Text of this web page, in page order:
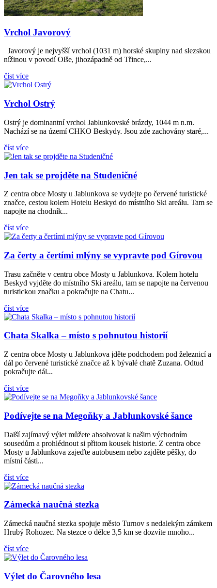
Vrchol Javorový
Javorový je nejvyšší vrchol (1031 m) horské skupiny nad slezskou
nížinou v povodí Olše, jihozápadně od Třince,...
číst více
Vrchol Ostrý
Ostrý je dominantní vrchol Jablunkovské brázdy, 1044 m n.m.
Nachází se na území CHKO Beskydy. Jsou zde zachovány staré,...
číst více
Jen tak se projděte na Studeničné
Z centra obce Mosty u Jablunkova se vydejte po červené turistické
značce, cestou kolem Hotelu Beskyd do místního Ski areálu. Tam se
napojte na chodník...
číst více
Za čerty a čertími mlýny se vypravte pod Gírovou
Trasu začněte v centru obce Mosty u Jablunkova. Kolem hotelu
Beskyd vyjděte do místního Ski areálu, tam se napojte na červenou
turistickou značku a pokračujte na Chatu...
číst více
Chata Skalka – místo s pohnutou historií
Z centra obce Mosty u Jablunkova jděte podchodem pod železnicí a
dál po červené turistické značce až k bývalé chatě Zuzana. Odtud
pokračujte dál...
číst více
Podívejte se na Megoňky a Jablunkovské šance
Další zajímavý výlet můžete absolvovat k našim východním
sousedům a prohlédnout si přitom kousek historie. Z centra obce
Mosty u Jablunkova zajeďte autobusem nebo zajděte pěšky, do
místní části...
číst více
Zámecká naučná stezka
Zámecká naučná stezka spojuje město Turnov s nedalekým zámkem
Hrubý Rohozec. Na stezce o délce 3,5 km se dozvíte mnoho...
číst více
Výlet do Čarovného lesa